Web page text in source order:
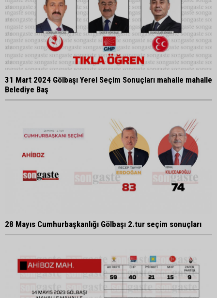
31 Mart 2024 Gölbaşı Yerel Seçim Sonuçları mahalle mahalle
Belediye Baş
28 Mayıs Cumhurbaşkanlığı Gölbaşı 2.tur seçim sonuçları